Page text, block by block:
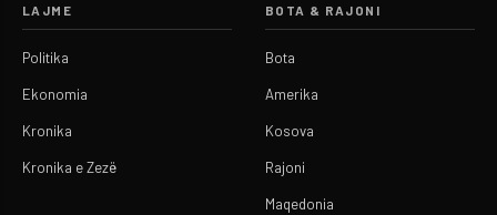
LAJME
Politika
Ekonomia
Kronika
Kronika e Zezë
BOTA & RAJONI
Bota
Amerika
Kosova
Rajoni
Maqedonia